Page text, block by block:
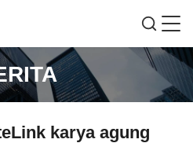
karya agung